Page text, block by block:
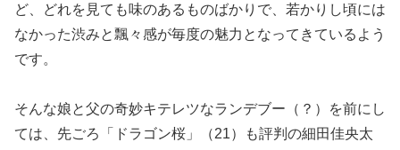
ど、どれを見ても味のあるものばかりで、若かりし頃には
なかった渋みと飄々感が毎度の魅力となってきているよう
です。
そんな娘と父の奇妙キテレツなランデブー（？）を前にし
ては、先ごろ「ドラゴン桜」（21）も評判の細田佳央太